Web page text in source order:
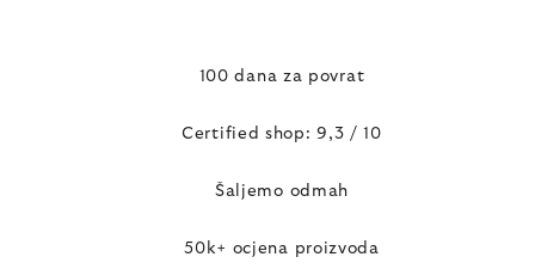
100 dana za povrat
Certified shop: 9,3 / 10
Šaljemo odmah
50k+ ocjena proizvoda